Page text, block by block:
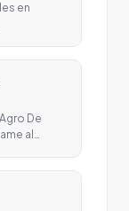
en
De
al…